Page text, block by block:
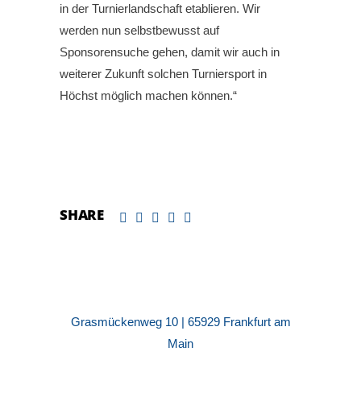
in der Turnierlandschaft etablieren. Wir
werden nun selbstbewusst auf
Sponsorensuche gehen, damit wir auch in
weiterer Zukunft solchen Turniersport in
Höchst möglich machen können.“
SHARE
Grasmückenweg 10 | 65929 Frankfurt am
Main